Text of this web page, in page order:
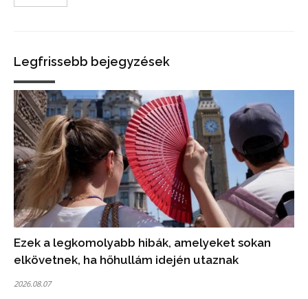
Legfrissebb bejegyzések
Ezek a legkomolyabb hibák, amelyeket sokan
elkövetnek, ha hőhullám idején utaznak
2026.08.07